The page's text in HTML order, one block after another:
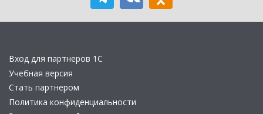
Вход для партнеров 1С
Учебная версия
Стать партнером
Политика конфиденциальности